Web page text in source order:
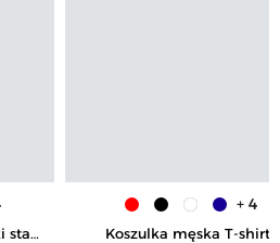
stan
Koszulka męska T-shirt
+ 4